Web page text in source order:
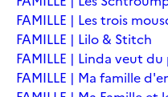
FAMILLE | Les trois
FAMILLE | Lilo & Stitch
FAMILLE | Linda veut
FAMILLE | Ma famille